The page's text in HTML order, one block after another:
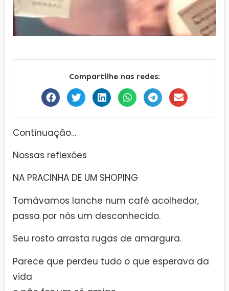
Compartilhe nas redes:
Continuação…
Nossas reflexões
NA PRACINHA DE UM SHOPING
Tomávamos lanche num café acolhedor,
passa por nós um desconhecido.
Seu rosto arrasta rugas de amargura.
Parece que perdeu tudo o que esperava da
vida